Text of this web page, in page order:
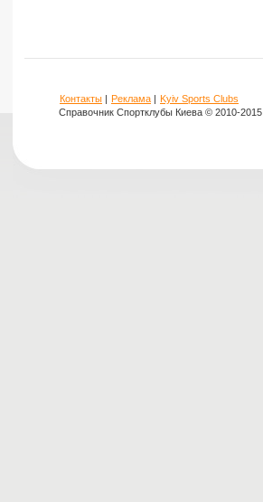
Контакты | Реклама | Kyiv Sports Clubs
Справочник Спортклубы Киева © 2010-2015